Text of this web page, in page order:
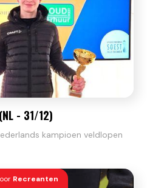
- 31/12)
kampioen veldlopen
Recreanten